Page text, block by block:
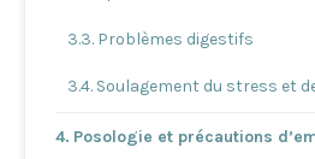
Problèmes digestifs
Soulagement du stress et
Posologie et précautions